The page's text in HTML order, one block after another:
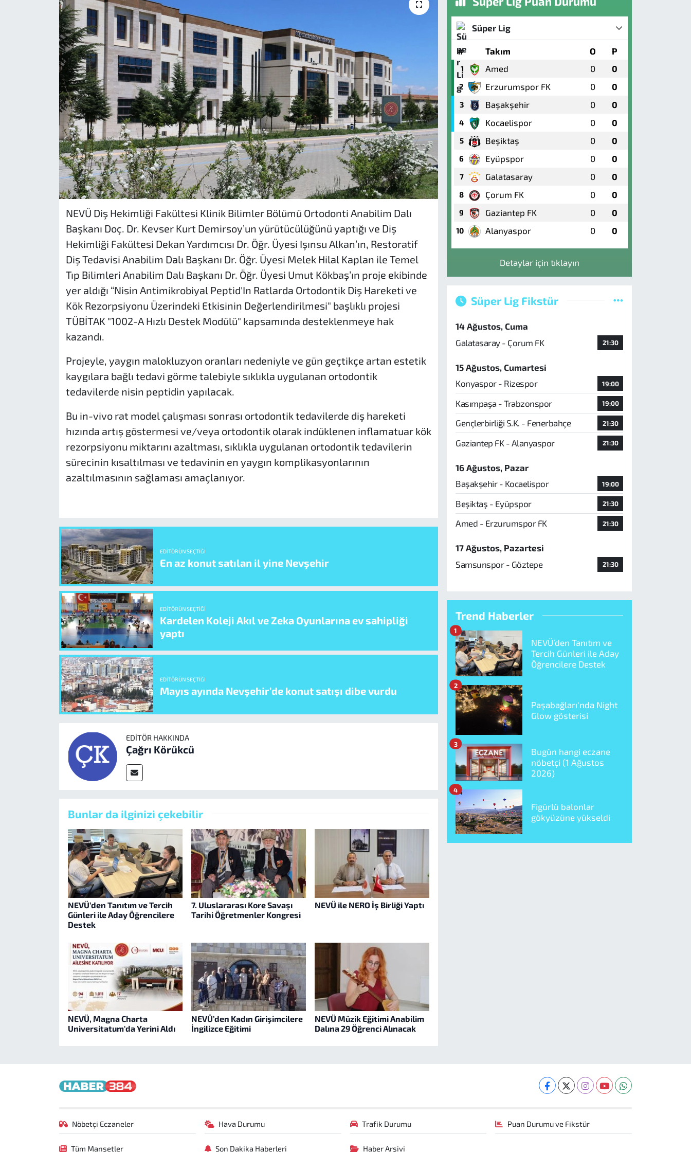
NEVÜ Diş Hekimliği Fakültesi Klinik Bilimler Bölümü Ortodonti Anabilim Dalı
Başkanı Doç. Dr. Kevser Kurt Demirsoy’un yürütücülüğünü yaptığı ve Diş
Hekimliği Fakültesi Dekan Yardımcısı Dr. Öğr. Üyesi Işınsu Alkan’ın, Restoratif
Diş Tedavisi Anabilim Dalı Başkanı Dr. Öğr. Üyesi Melek Hilal Kaplan ile Temel
Tıp Bilimleri Anabilim Dalı Başkanı Dr. Öğr. Üyesi Umut Kökbaş’ın proje ekibinde
yer aldığı “Nisin Antimikrobiyal Peptid'In Ratlarda Ortodontik Diş Hareketi ve
Kök Rezorpsiyonu Üzerindeki Etkisinin Değerlendirilmesi" başlıklı projesi
TÜBİTAK "1002-A Hızlı Destek Modülü" kapsamında desteklenmeye hak
kazandı.
Projeyle, yaygın malokluzyon oranları nedeniyle ve gün geçtikçe artan estetik
kaygılara bağlı tedavi görme talebiyle sıklıkla uygulanan ortodontik
tedavilerde nisin peptidin yapılacak.
Bu in-vivo rat model çalışması sonrası ortodontik tedavilerde diş hareketi
hızında artış göstermesi ve/veya ortodontik olarak indüklenen inflamatuar kök
rezorpsiyonu miktarını azaltması, sıklıkla uygulanan ortodontik tedavilerin
sürecinin kısaltılması ve tedavinin en yaygın komplikasyonlarının
azaltılmasının sağlaması amaçlanıyor.
EDITÖRÜN SEÇTIĞI
En az konut satılan il yine Nevşehir
EDITÖRÜN SEÇTIĞI
Kardelen Koleji Akıl ve Zeka Oyunlarına ev sahipliği
yaptı
EDITÖRÜN SEÇTIĞI
Mayıs ayında Nevşehir’de konut satışı dibe vurdu
EDITÖR HAKKINDA
Çağrı Körükcü
Bunlar da ilginizi çekebilir
NEVÜ’den Tanıtım ve Tercih
Günleri ile Aday Öğrencilere
Destek
7. Uluslararası Kore Savaşı
Tarihi Öğretmenler Kongresi
NEVÜ ile NERO İş Birliği Yaptı
NEVÜ, Magna Charta
Universitatum'da Yerini Aldı
NEVÜ’den Kadın Girişimcilere
İngilizce Eğitimi
NEVÜ Müzik Eğitimi Anabilim
Dalına 29 Öğrenci Alınacak
Süper Lig
# Takım O P
1 Amed 0 0
2 Erzurumspor FK 0 0
3 Başakşehir 0 0
4 Kocaelispor 0 0
5 Beşiktaş 0 0
6 Eyüpspor 0 0
7 Galatasaray 0 0
8 Çorum FK 0 0
9 Gaziantep FK 0 0
10 Alanyaspor 0 0
Detaylar için tıklayın
Süper Lig Fikstür
14 Ağustos, Cuma
Galatasaray - Çorum FK
21:30
15 Ağustos, Cumartesi
Konyaspor - Rizespor
19:00
Kasımpaşa - Trabzonspor 19:00
Gençlerbirliği S.K. - Fenerbahçe 21:30
Gaziantep FK - Alanyaspor 21:30
16 Ağustos, Pazar
Başakşehir - Kocaelispor
19:00
Beşiktaş - Eyüpspor 21:30
Amed - Erzurumspor FK 21:30
17 Ağustos, Pazartesi
Samsunspor - Göztepe
21:30
Trend Haberler
NEVÜ’den Tanıtım ve
Tercih Günleri ile Aday
Öğrencilere Destek
1
Paşabağları'nda Night
Glow gösterisi
2
Bugün hangi eczane
nöbetçi (1 Ağustos
2026)
3
Figürlü balonlar
gökyüzüne yükseldi
4
Nöbetçi Eczaneler Hava Durumu Trafik Durumu Puan Durumu ve Fikstür
Tüm Manşetler Son Dakika Haberleri Haber Arşivi